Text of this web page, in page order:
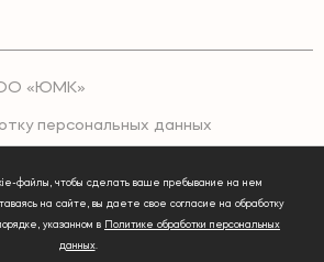
«ЮМК»
персональных данных
файлы, чтобы сделать ваше пребывание на нем
на сайте, вы даете свое согласие на обработку
указанном в Политике обработки персональных
данных.